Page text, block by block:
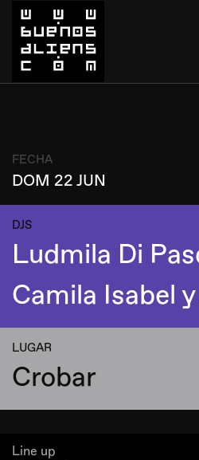
FECHA
DOM 22 JUN
DJS
Ludmila Di
Camila Isabel
LUGAR
Crobar
Line up